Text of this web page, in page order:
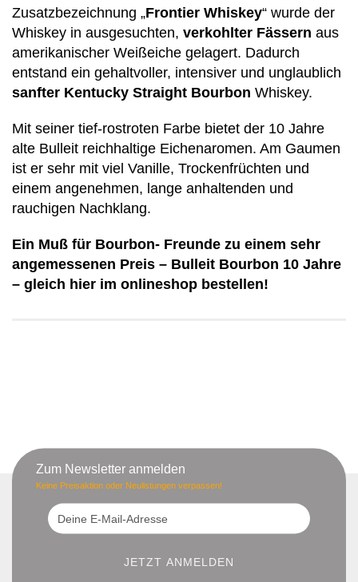
Zusatzbezeichnung „Frontier Whiskey“ wurde der
Whiskey in ausgesuchten, verkohlter Fässern aus
amerikanischer Weißeiche gelagert. Dadurch
entstand ein gehaltvoller, intensiver und unglaublich
sanfter Kentucky Straight Bourbon Whiskey.
Mit seiner tief-rostroten Farbe bietet der 10 Jahre
alte Bulleit reichhaltige Eichenaromen. Am Gaumen
ist er sehr mit viel Vanille, Trockenfrüchten und
einem angenehmen, lange anhaltenden und
rauchigen Nachklang.
Ein Muß für Bourbon- Freunde zu einem sehr
angemessenen Preis – Bulleit Bourbon 10 Jahre
– gleich hier im onlineshop bestellen!
Zum Newsletter anmelden
Keine Preisaktion oder Neulistungen verpassen!